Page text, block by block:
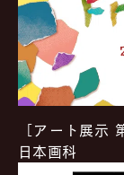
［アート展示
日本画科